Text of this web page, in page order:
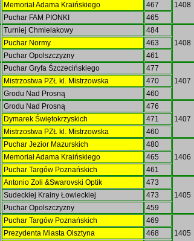
1408
Memoriał Adama Kraińskiego
467
Puchar FAM PIONKI
465
Turniej Chmielakowy
484
1408
Puchar Normy
463
Puchar Opolszczyzny
461
Puchar Gryfa Śzczecińskiego
477
1407
Mistrzostwa PZŁ kl. Mistrzowska
470
Grodu Nad Prosną
460
Grodu Nad Prosną
476
1407
Dymarek Świętokrzyskich
471
Mistrzostwa PZŁ kl. Mistrzowska
460
Puchar Jezior Mazurskich
480
1406
Memoriał Adama Kraińskiego
465
Puchar Targów Poznańskich
461
Antonio Zoli &Swarovski Optik
473
1405
Sudeckiej Krainy Łowieckiej
473
Puchar Opolszczyzny
459
Puchar Targów Poznańskich
469
1405
Prezydenta Miasta Olsztyna
468